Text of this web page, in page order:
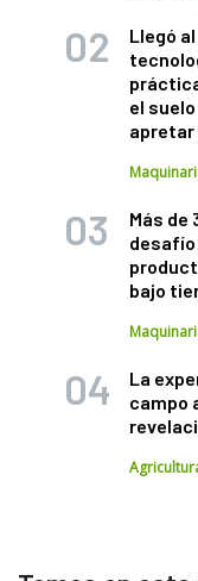
Llegó
el
apretar
Más de
bajo
La
campo